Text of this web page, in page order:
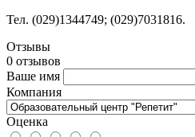
Тел. (029)1344749; (029)7031816.
Отзывы
0 отзывов
Ваше имя
Компания
Оценка